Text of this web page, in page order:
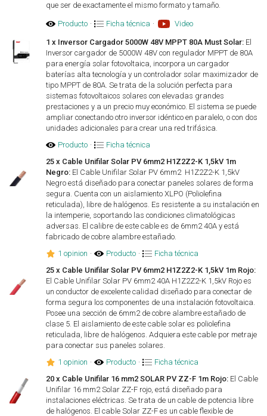
que ser de exactamente el mismo formato y tamaño.
Producto · Ficha técnica · Video
1 x Inversor Cargador 5000W 48V MPPT 80A Must Solar: El
Inversor cargador de 5000W 48V con regulador MPPT de 80A
para energía solar fotovoltaica, incorpora un cargador
baterías alta tecnología y un controlador solar maximizador de
tipo MPPT de 80A. Se trata de la solución perfecta para
sistemas fotovoltaicos solares con elevadas grandes
prestaciones y a un precio muy económico. El sistema se puede
ampliar conectando otro inversor idéntico en paralelo, o con dos
unidades adicionales para crear una red trifásica.
Producto ·
Ficha técnica
25 x Cable Unifilar Solar PV 6mm2 H1Z2Z2-K 1,5kV 1m
Negro: El Cable Unifilar Solar PV 6mm2 H1Z2Z2-K 1,5kV
Negro está diseñado para conectar paneles solares de forma
segura. Cuenta con un aislamiento XLPO (Poliolefina
reticulada), libre de halógenos. Es resistente a su instalación en
la intemperie, soportando las condiciones climatológicas
adversas. El calibre de este cable es de 6mm2 40A y está
fabricado de cobre alambre estañado.
1 opinion · Producto ·
Ficha técnica
25 x Cable Unifilar Solar PV 6mm2 H1Z2Z2-K 1,5kV 1m Rojo:
El Cable Unifilar Solar PV 6mm2 40A H1Z2Z2-K 1,5kV Rojo es
un conductor de excelente calidad diseñado para conectar de
forma segura los componentes de una instalación fotovoltaica.
Posee una sección de 6mm2 de cobre alambre estañado de
clase 5. El aislamiento de este cable solar es poliolefina
reticulada, libre de halógenos. Adquiera este cable por metraje
para conectar sus paneles solares.
1 opinion · Producto ·
Ficha técnica
20 x Cable Unifilar 16 mm2 SOLAR PV ZZ-F 1m Rojo: El Cable
Unifilar 16 mm2 Solar ZZ-F rojo, está diseñado para
instalaciones eléctricas. Se trata de un cable de potencia libre
de halógenos. El cable Solar ZZ-F es un cable flexible de